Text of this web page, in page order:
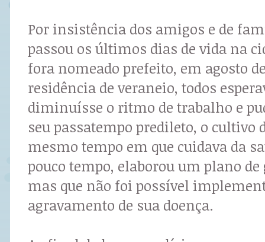
Por insistência dos amigos e de
passou os últimos dias de vida na
fora nomeado prefeito, em agosto
residência de veraneio, todos
diminuísse o ritmo de trabalho e
seu passatempo predileto, o cultivo
mesmo tempo em que cuidava da
pouco tempo, elaborou um plano de
mas que não foi possível
agravamento de sua doença.